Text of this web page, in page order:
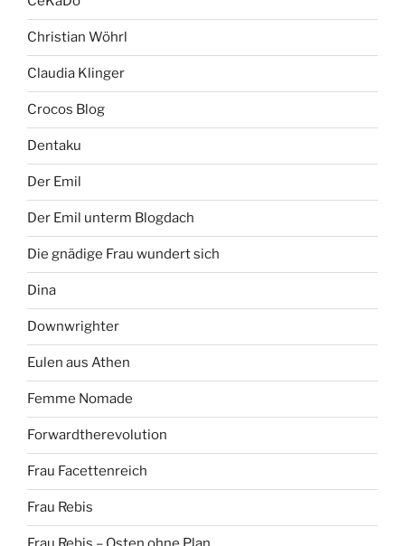
Christian Wöhrl
Claudia Klinger
Crocos Blog
Dentaku
Der Emil
Der Emil unterm Blogdach
Die gnädige Frau wundert sich
Dina
Downwrighter
Eulen aus Athen
Femme Nomade
Forwardtherevolution
Frau Facettenreich
Frau Rebis